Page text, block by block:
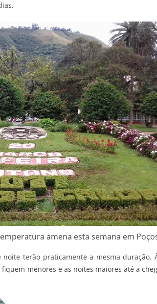
amena esta semana em
terão praticamente a mesma duração.
menores e as noites maiores até a